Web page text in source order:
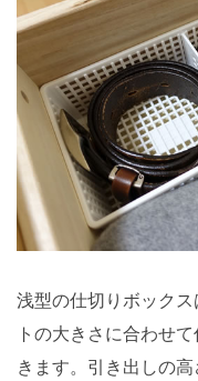
浅型の仕切りボック
トの大きさに合わせ
きます。引き出しの